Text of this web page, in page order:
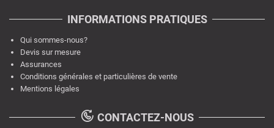
INFORMATIONS PRATIQUES
Qui sommes-nous?
Devis sur mesure
Assurances
Conditions générales et particulières de vente
Mentions légales
CONTACTEZ-NOUS